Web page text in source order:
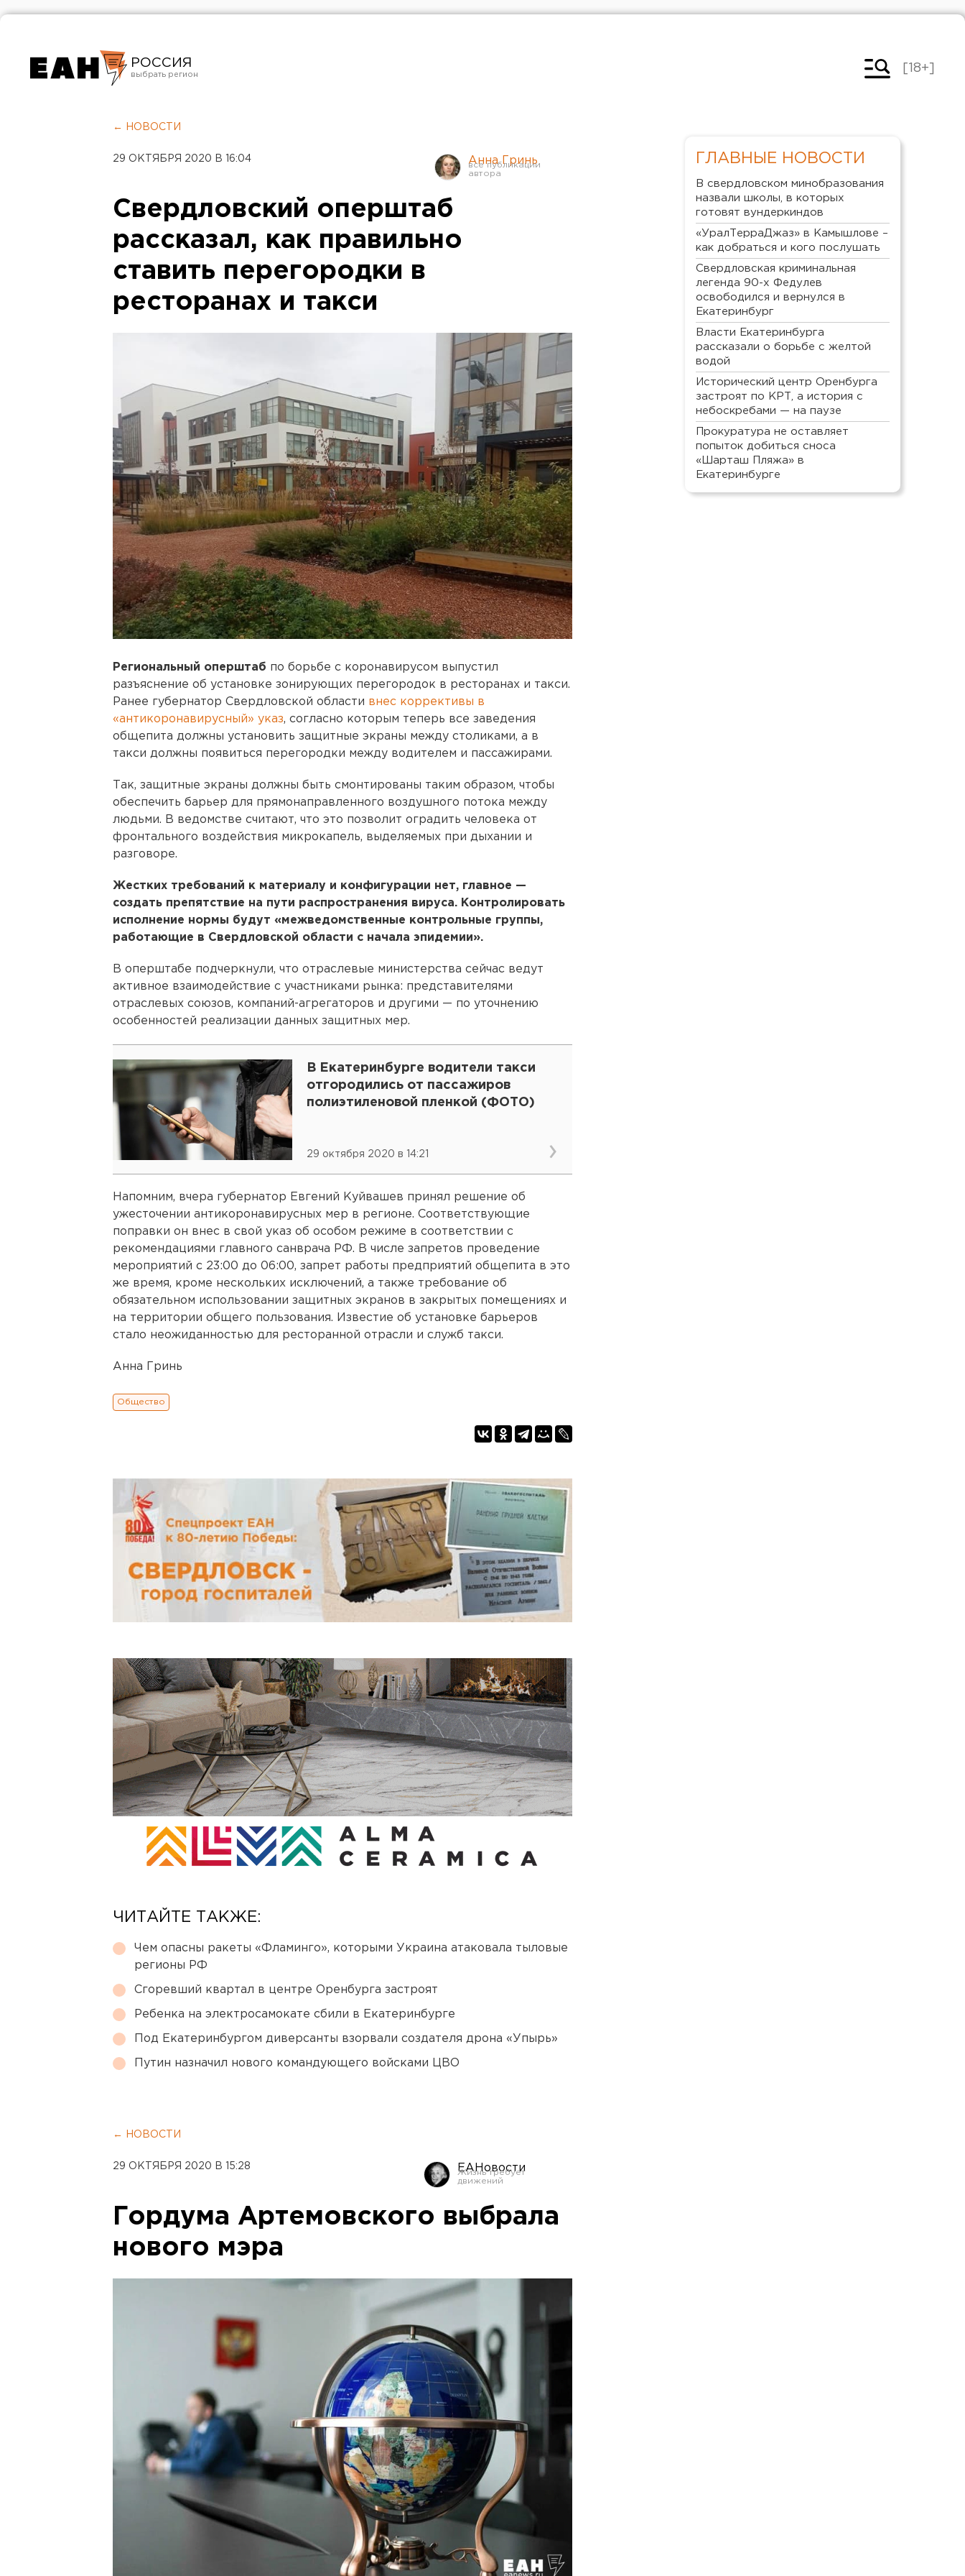
РОССИЯ
Челябинск
[18+]
← НОВОСТИ
29 ОКТЯБРЯ 2020 В 16:04 Анна Гринь
Свердловский оперштаб
рассказал, как правильно
ставить перегородки в
ресторанах и такси
Региональный оперштаб по борьбе с коронавирусом выпустил
разъяснение об установке зонирующих перегородок в ресторанах и такси.
Ранее губернатор Свердловской области внес коррективы в
«антикоронавирусный» указ, согласно которым теперь все заведения
общепита должны установить защитные экраны между столиками, а в
такси должны появиться перегородки между водителем и пассажирами.
Так, защитные экраны должны быть смонтированы таким образом, чтобы
обеспечить барьер для прямонаправленного воздушного потока между
людьми. В ведомстве считают, что это позволит оградить человека от
фронтального воздействия микрокапель, выделяемых при дыхании и
разговоре.
Жестких требований к материалу и конфигурации нет, главное —
создать препятствие на пути распространения вируса. Контролировать
исполнение нормы будут «межведомственные контрольные группы,
работающие в Свердловской области с начала эпидемии».
В оперштабе подчеркнули, что отраслевые министерства сейчас ведут
активное взаимодействие с участниками рынка: представителями
отраслевых союзов, компаний-агрегаторов и другими — по уточнению
особенностей реализации данных защитных мер.
В Екатеринбурге водители такси
отгородились от пассажиров
полиэтиленовой пленкой (ФОТО)
29 октября 2020 в 14:21
Напомним, вчера губернатор Евгений Куйвашев принял решение об
ужесточении антикоронавирусных мер в регионе. Соответствующие
поправки он внес в свой указ об особом режиме в соответствии с
рекомендациями главного санврача РФ. В числе запретов проведение
мероприятий с 23:00 до 06:00, запрет работы предприятий общепита в это
же время, кроме нескольких исключений, а также требование об
обязательном использовании защитных экранов в закрытых помещениях и
на территории общего пользования. Известие об установке барьеров
стало неожиданностью для ресторанной отрасли и служб такси.
Анна Гринь
Общество
ЧИТАЙТЕ ТАКЖЕ:
Чем опасны ракеты «Фламинго», которыми Украина атаковала тыловые
регионы РФ
Сгоревший квартал в центре Оренбурга застроят
Ребенка на электросамокате сбили в Екатеринбурге
Под Екатеринбургом диверсанты взорвали создателя дрона «Упырь»
Путин назначил нового командующего войсками ЦВО
← НОВОСТИ
29 ОКТЯБРЯ 2020 В 15:28 ЕАНовости
Гордума Артемовского выбрала
нового мэра
ГЛАВНЫЕ НОВОСТИ
В свердловском минобразования
назвали школы, в которых
готовят вундеркиндов
«УралТерраДжаз» в Камышлове –
как добраться и кого послушать
Свердловская криминальная
легенда 90-х Федулев
освободился и вернулся в
Екатеринбург
Власти Екатеринбурга
рассказали о борьбе с желтой
водой
Исторический центр Оренбурга
застроят по КРТ, а история с
небоскребами — на паузе
Прокуратура не оставляет
попыток добиться сноса
«Шарташ Пляжа» в
Екатеринбурге